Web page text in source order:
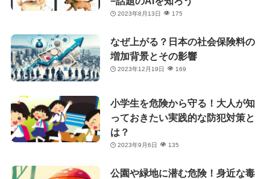
2023年8月13日 175
なぜ上がる？日本の社会保険料の
増加背景とその影響
2023年12月19日 169
小学生を危険から守る！大人が知
っておきたい実践的な防犯対策と
は？
2023年9月6日 135
公園や緑地に潜む危険！身近な毒